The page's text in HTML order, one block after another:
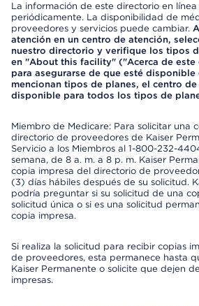
La información de este directorio en línea
periódicamente. La disponibilidad de
proveedores y servicios puede cambiar.
atención en un centro de atención,
nuestro directorio y verifique los tipos
en "About this facility" ("Acerca de este
para asegurarse de que esté disponible
mencionan tipos de planes, el centro
disponible para todos los tipos de
Miembro de Medicare: Para solicitar una
directorio de proveedores de Kaiser
Servicio a los Miembros al 1-800-232-
semana, de 8 a. m. a 8 p. m. Kaiser
copia impresa del directorio de
(3) días hábiles después de su solicitud.
podría preguntar si su solicitud de una
solicitud única o si es una solicitud
copia impresa.
Si realiza la solicitud para recibir copias
de proveedores, esta permanece hasta
Kaiser Permanente o solicite que dejen
impresas.